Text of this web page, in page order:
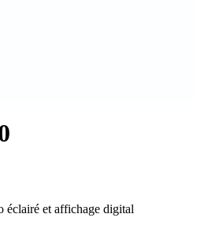
éclairé et affichage digital